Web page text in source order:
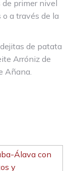
primer nivel
a través de la
de patata
Arróniz de
Añana.